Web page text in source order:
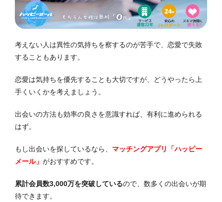
考えない人は異性の気持ちを察するのが苦手で、恋愛で失敗
することもあります。
恋愛は気持ちを優先することも大切ですが、どうやったら上
手くいくかを考えましょう。
出会いの方法も効率の良さを意識すれば、有利に進められる
はず。
もし出会いを探しているなら、 マッチングアプリ「ハッピー
メール」 がおすすめです。
累計会員数3,000万を突破しているので、数多くの出会いが期
待できます。